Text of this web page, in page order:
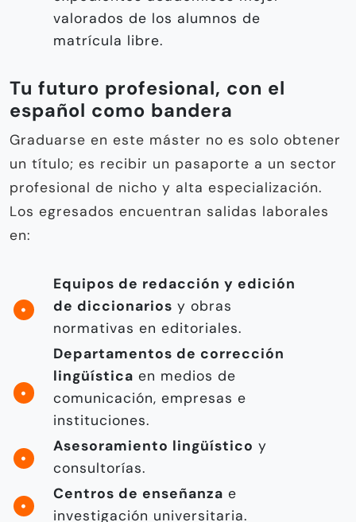
valorados de los alumnos de
matrícula libre.
Tu futuro profesional, con el
español como bandera
Graduarse en este máster no es solo obtener
un título; es recibir un pasaporte a un sector
profesional de nicho y alta especialización.
Los egresados encuentran salidas laborales
en:
Equipos de redacción y edición
de diccionarios y obras
normativas en editoriales.
Departamentos de corrección
lingüística en medios de
comunicación, empresas e
instituciones.
Asesoramiento lingüístico y
consultorías.
Centros de enseñanza e
investigación universitaria.